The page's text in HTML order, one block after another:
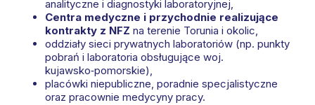
analityczne i diagnostyki laboratoryjnej,
Centra medyczne i przychodnie realizujące
kontrakty z NFZ na terenie Torunia i okolic,
oddziały sieci prywatnych laboratoriów (np. punkty
pobrań i laboratoria obsługujące woj.
kujawsko‑pomorskie),
placówki niepubliczne, poradnie specjalistyczne
oraz pracownie medycyny pracy.